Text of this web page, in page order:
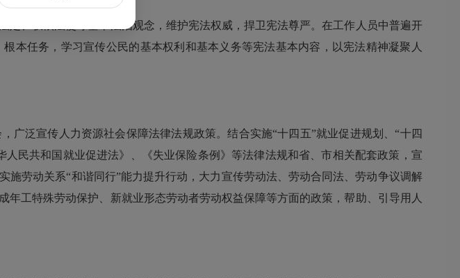
、权依法使等基本法治观念，维护宪法权威，捍卫宪法尊严。在工作人员中普遍开
本任务，学习宣传公民的基本权利和基本义务等宪法基本内容，以宪法精神凝聚人
泛宣传人力资源社会保障法律法规政策。结合实施“十四五”就业促进规划、“十四
民共和国就业促进法》、《失业保险条例》等法律法规和省、市相关配套政策，宣
劳动关系“和谐同行”能力提升行动，大力宣传劳动法、劳动合同法、劳动争议调解
工特殊劳动保护、新就业形态劳动者劳动权益保障等方面的政策，帮助、引导用人